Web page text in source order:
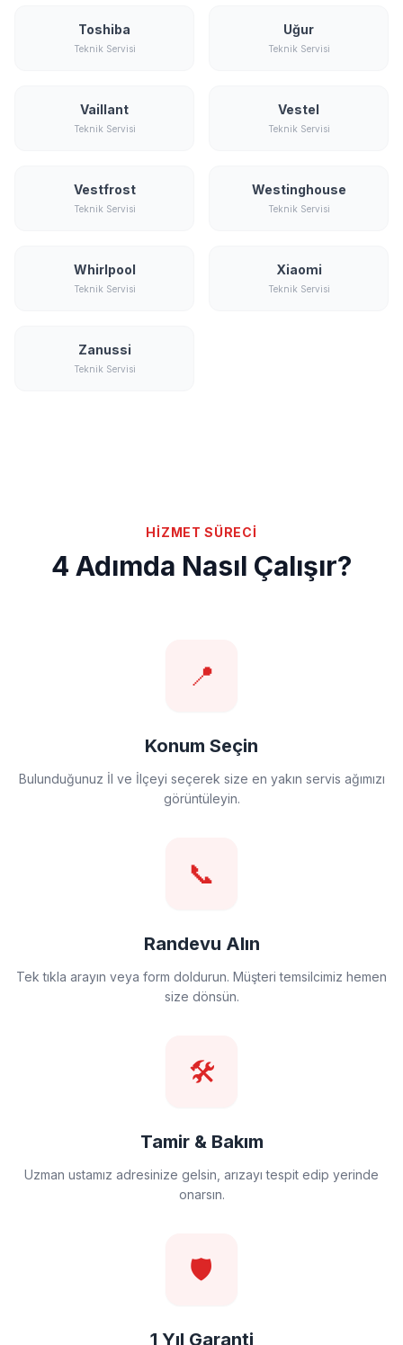
Toshiba
Teknik Servisi
Uğur
Teknik Servisi
Vaillant
Teknik Servisi
Vestel
Teknik Servisi
Vestfrost
Teknik Servisi
Westinghouse
Teknik Servisi
Whirlpool
Teknik Servisi
Xiaomi
Teknik Servisi
Zanussi
Teknik Servisi
HİZMET SÜRECİ
4 Adımda Nasıl Çalışır?
📍
Konum Seçin
Bulunduğunuz İl ve İlçeyi seçerek size en yakın servis ağımızı
görüntüleyin.
📞
Randevu Alın
Tek tıkla arayın veya form doldurun. Müşteri temsilcimiz hemen
size dönsün.
🛠️
Tamir & Bakım
Uzman ustamız adresinize gelsin, arızayı tespit edip yerinde
onarsın.
🛡️
1 Yıl Garanti